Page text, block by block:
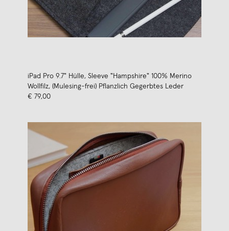
iPad Pro 9.7" Hülle, Sleeve "Hampshire" 100% Merino
Wollfilz, (Mulesing-frei) Pflanzlich Gegerbtes Leder
€ 79,00